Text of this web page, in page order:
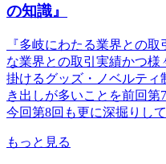
の知識』
『多岐にわたる業界との
な業界との取引実績かつ
掛けるグッズ・ノベルティ
き出しが多いことを前回第
今回第8回も更に深掘りし
もっと見る